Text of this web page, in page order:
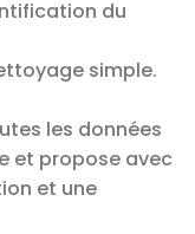
du
simple.
les données
et propose avec
et une